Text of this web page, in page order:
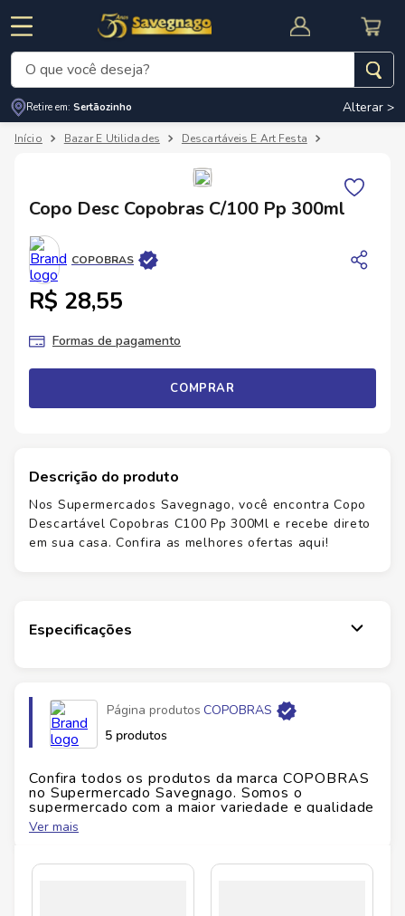
CUPOM DE DESCONTO
O que você deseja?
Retire em: Sertãozinho Alterar >
Bazar E Utilidades Descartáveis E Art Festa
Copo Desc Copobras C/100 Pp 300ml
COPOBRAS
R$ 28,55
Formas de pagamento
COMPRAR
Descrição do produto
Nos Supermercados Savegnago, você encontra Copo
Descartável Copobras C100 Pp 300Ml e recebe direto
em sua casa. Confira as melhores ofertas aqui!
Especificações
Página produtos COPOBRAS
5 produtos
Confira todos os produtos da marca COPOBRAS
no Supermercado Savegnago. Somos o
supermercado com a maior variedade e qualidade
do Brasil!
de produtos COPOBRAS , confira abaixo:
Ver mais
Termos mais buscados
3º
cerveja
4º
carne
5º arroz